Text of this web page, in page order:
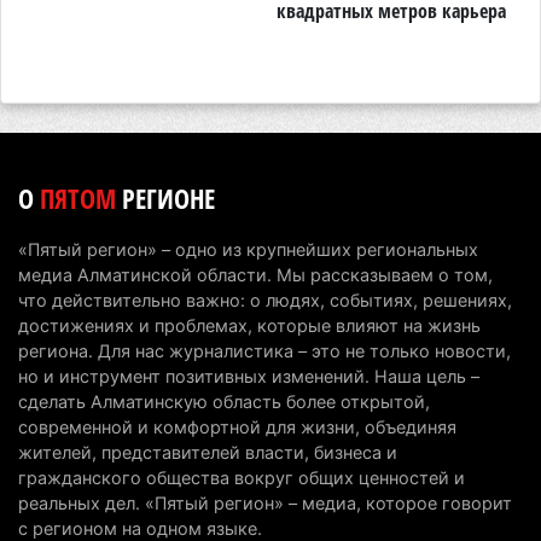
190
топлива для самолетов: пилотный проект
5 августа 2026 г. 12:32
Туриста с тяжелыми травмами эвакуировали в
горах Алматинской области после камнепада
5 августа 2026 г. 11:23 162
Хозяина собак, едва не загрызших ребенка в
Алматинской области, судят спустя год после
трагедии
5 августа 2026 г. 09:17
квадратных метров карьера
ОПЯТОМ РЕГИОНЕ
«Пятый регион» – одно из крупнейших региональных
медиа Алматинской области. Мы рассказываем о том,
что действительно важно: о людях, событиях, решениях,
достижениях и проблемах, которые влияют на жизнь
региона. Для нас журналистика – это не только новости,
но и инструмент позитивных изменений. Наша цель –
сделать Алматинскую область более открытой,
современной и комфортной для жизни, объединяя
жителей, представителей власти, бизнеса и
гражданского общества вокруг общих ценностей и
реальных дел. «Пятый регион» – медиа, которое говорит
с регионом на одном языке.